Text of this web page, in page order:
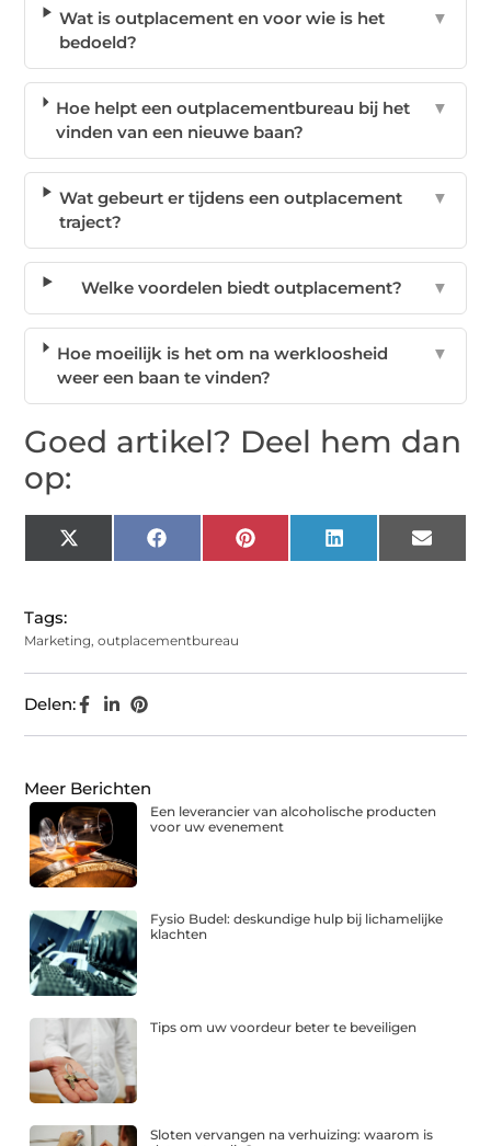
Wat is outplacement en voor wie is het
bedoeld?
▼
Hoe helpt een outplacementbureau bij het
vinden van een nieuwe baan?
▼
Wat gebeurt er tijdens een outplacement
traject?
▼
Welke voordelen biedt outplacement? ▼
Hoe moeilijk is het om na werkloosheid
weer een baan te vinden?
▼
Goed artikel? Deel hem dan
op:
X
(Twitter)
Facebook Pinterest LinkedIn Email
Tags:
Marketing,outplacementbureau
Delen:
Meer Berichten
Een leverancier van alcoholische producten
voor uw evenement
Fysio Budel: deskundige hulp bij lichamelijke
klachten
Tips om uw voordeur beter te beveiligen
Sloten vervangen na verhuizing: waarom is